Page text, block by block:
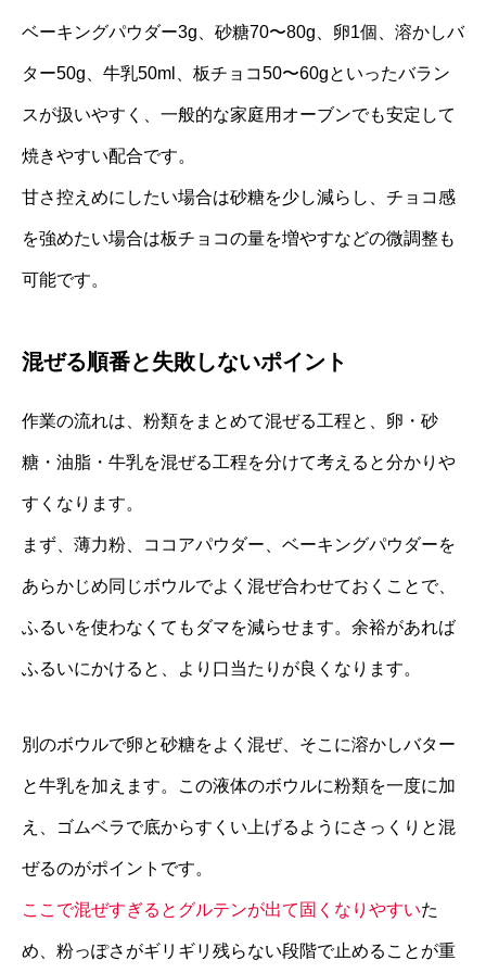
ベーキングパウダー3g、砂糖70〜80g、卵1個、溶かしバ
ター50g、牛乳50ml、板チョコ50〜60gといったバラン
スが扱いやすく、一般的な家庭用オーブンでも安定して
焼きやすい配合です。
甘さ控えめにしたい場合は砂糖を少し減らし、チョコ感
を強めたい場合は板チョコの量を増やすなどの微調整も
可能です。
混ぜる順番と失敗しないポイント
作業の流れは、粉類をまとめて混ぜる工程と、卵・砂
糖・油脂・牛乳を混ぜる工程を分けて考えると分かりや
すくなります。
まず、薄力粉、ココアパウダー、ベーキングパウダーを
あらかじめ同じボウルでよく混ぜ合わせておくことで、
ふるいを使わなくてもダマを減らせます。余裕があれば
ふるいにかけると、より口当たりが良くなります。
別のボウルで卵と砂糖をよく混ぜ、そこに溶かしバター
と牛乳を加えます。この液体のボウルに粉類を一度に加
え、ゴムベラで底からすくい上げるようにさっくりと混
ぜるのがポイントです。
ここで混ぜすぎるとグルテンが出て固くなりやすいた
め、粉っぽさがギリギリ残らない段階で止めることが重